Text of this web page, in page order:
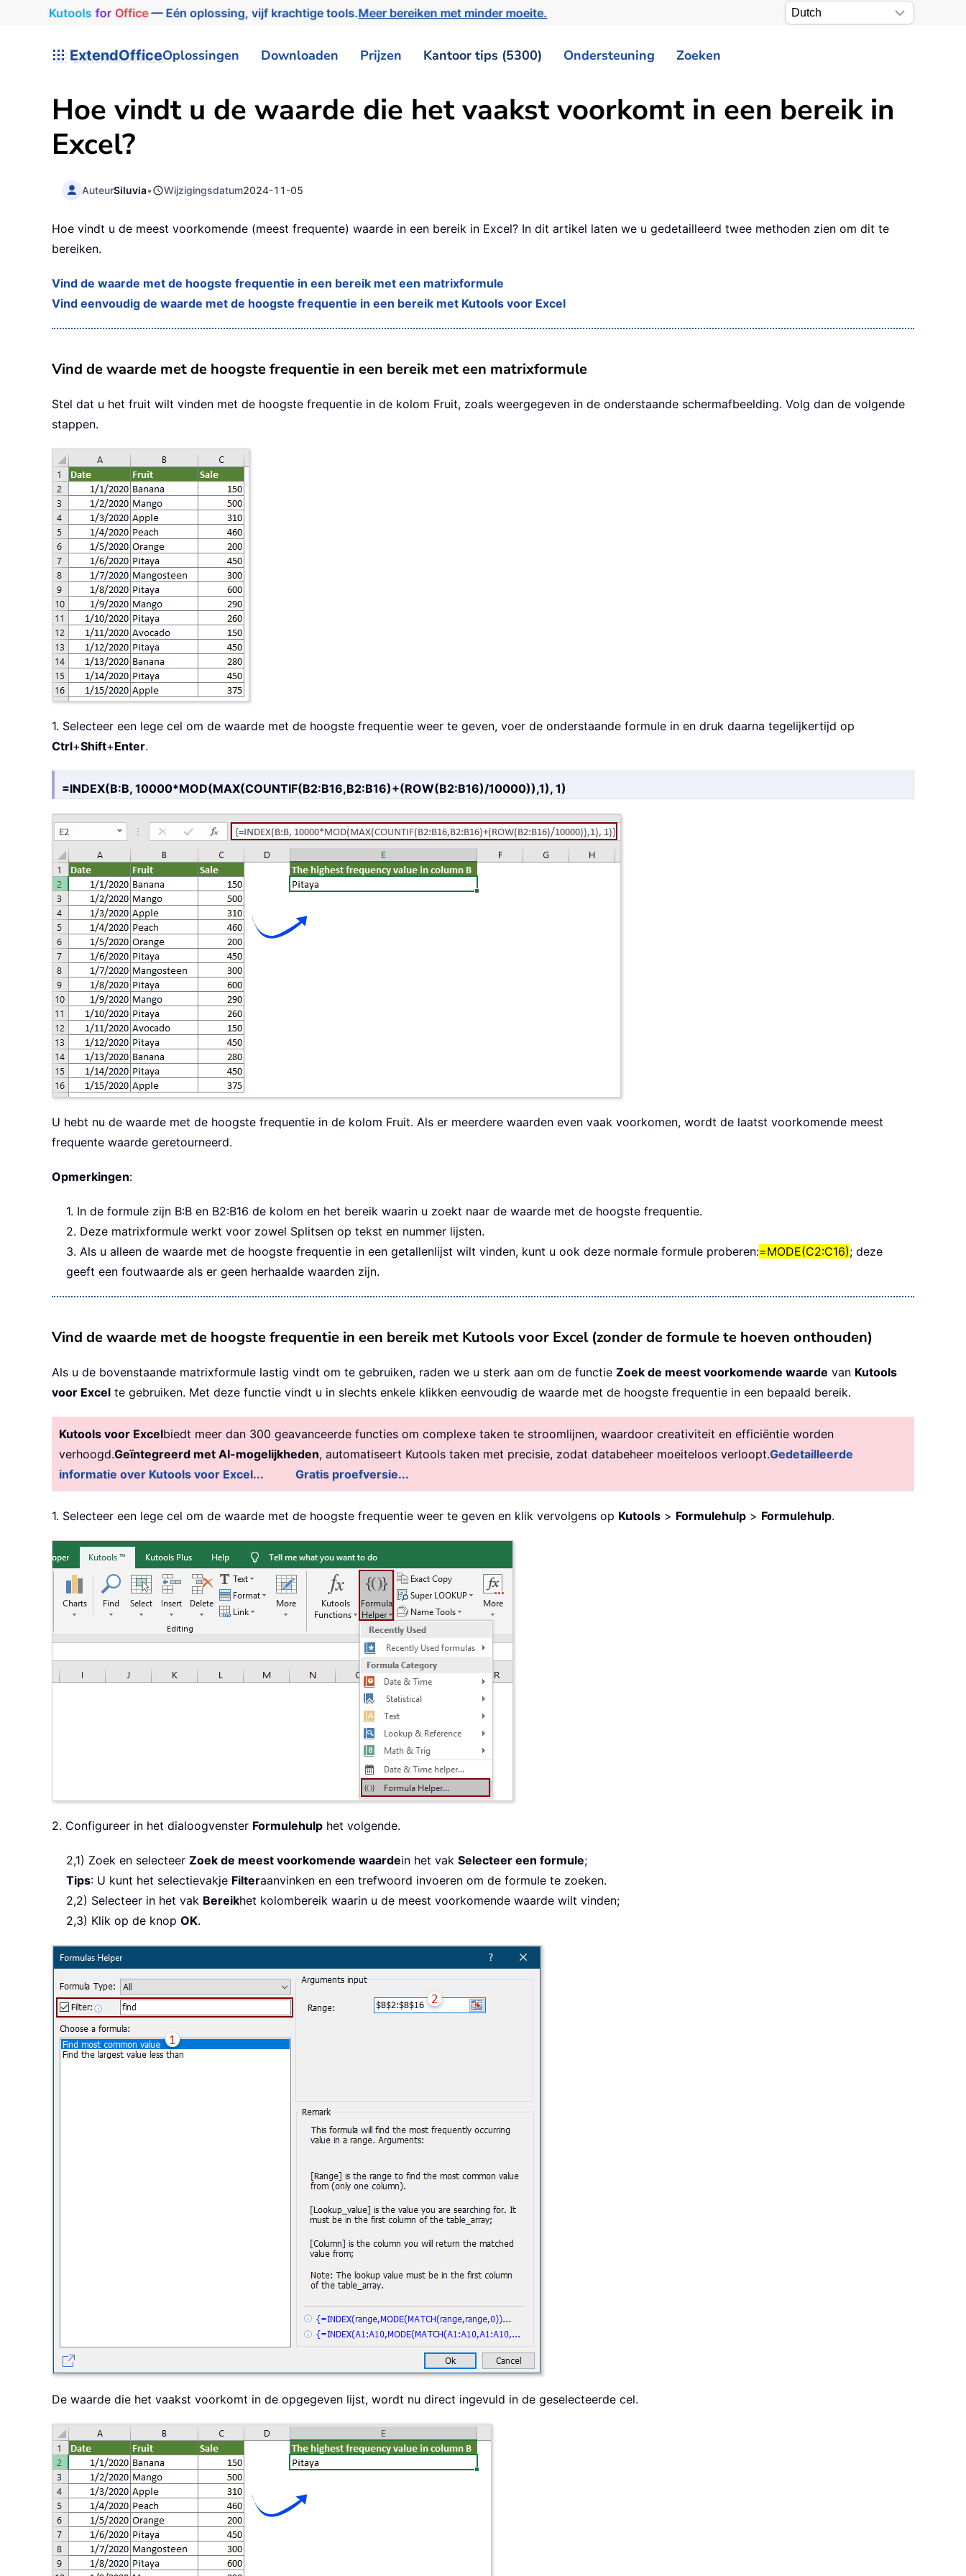
Kutools for Office— Eén oplossing, vijf krachtige tools.Meer bereiken met minder moeite.
ExtendOfficeOplossingen Downloaden Prijzen Kantoor tips (5300) Ondersteuning Zoeken
Hoe vindt u de waarde die het vaakst voorkomt in een bereik in
Excel?
AuteurSiluvia• Wijzigingsdatum2024-11-05
Hoe vindt u de meest voorkomende (meest frequente) waarde in een bereik in Excel? In dit artikel laten we u gedetailleerd twee methoden zien om dit te
bereiken.
Vind de waarde met de hoogste frequentie in een bereik met een matrixformule
Vind eenvoudig de waarde met de hoogste frequentie in een bereik met Kutools voor Excel
Vind de waarde met de hoogste frequentie in een bereik met een matrixformule
Stel dat u het fruit wilt vinden met de hoogste frequentie in de kolom Fruit, zoals weergegeven in de onderstaande schermafbeelding. Volg dan de volgende
stappen.
1. Selecteer een lege cel om de waarde met de hoogste frequentie weer te geven, voer de onderstaande formule in en druk daarna tegelijkertijd op
Ctrl+Shift+Enter.
=INDEX(B:B, 10000*MOD(MAX(COUNTIF(B2:B16,B2:B16)+(ROW(B2:B16)/10000)),1), 1)
U hebt nu de waarde met de hoogste frequentie in de kolom Fruit. Als er meerdere waarden even vaak voorkomen, wordt de laatst voorkomende meest
frequente waarde geretourneerd.
Opmerkingen:
1. In de formule zijn B:B en B2:B16 de kolom en het bereik waarin u zoekt naar de waarde met de hoogste frequentie.
2. Deze matrixformule werkt voor zowel Splitsen op tekst en nummer lijsten.
3. Als u alleen de waarde met de hoogste frequentie in een getallenlijst wilt vinden, kunt u ook deze normale formule proberen:=MODE(C2:C16); deze
geeft een foutwaarde als er geen herhaalde waarden zijn.
Vind de waarde met de hoogste frequentie in een bereik met Kutools voor Excel (zonder de formule te hoeven onthouden)
Als u de bovenstaande matrixformule lastig vindt om te gebruiken, raden we u sterk aan om de functie Zoek de meest voorkomende waarde van Kutools
voor Excel te gebruiken. Met deze functie vindt u in slechts enkele klikken eenvoudig de waarde met de hoogste frequentie in een bepaald bereik.
Kutools voor Excelbiedt meer dan 300 geavanceerde functies om complexe taken te stroomlijnen, waardoor creativiteit en efficiëntie worden
verhoogd.Geïntegreerd met AI-mogelijkheden, automatiseert Kutools taken met precisie, zodat databeheer moeiteloos verloopt.Gedetailleerde
informatie over Kutools voor Excel...
Gratis proefversie...
1. Selecteer een lege cel om de waarde met de hoogste frequentie weer te geven en klik vervolgens op Kutools > Formulehulp > Formulehulp.
2. Configureer in het dialoogvenster Formulehulp het volgende.
2,1) Zoek en selecteer Zoek de meest voorkomende waardein het vak Selecteer een formule;
Tips: U kunt het selectievakje Filteraanvinken en een trefwoord invoeren om de formule te zoeken.
2,2) Selecteer in het vak Bereikhet kolombereik waarin u de meest voorkomende waarde wilt vinden;
2,3) Klik op de knop OK.
De waarde die het vaakst voorkomt in de opgegeven lijst, wordt nu direct ingevuld in de geselecteerde cel.